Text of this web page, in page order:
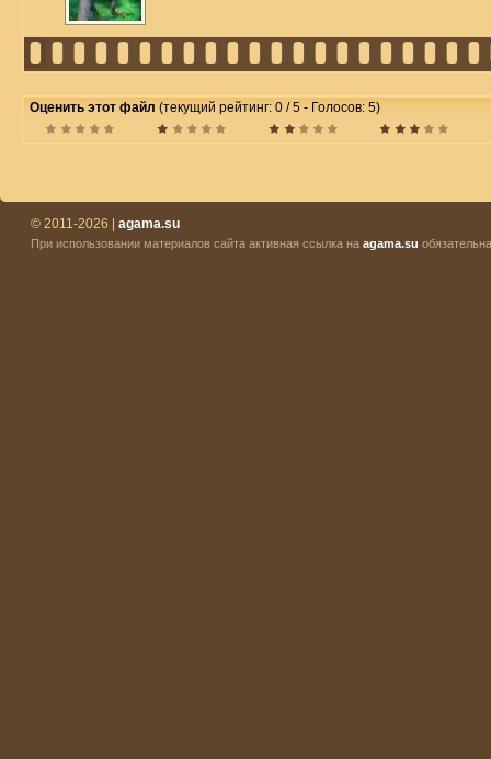
Оценить этот файл (текущий рейтинг: 0 / 5 - Голосов: 5)
© 2011-2026 | agama.su
При использовании материалов сайта активная ссылка на agama.su